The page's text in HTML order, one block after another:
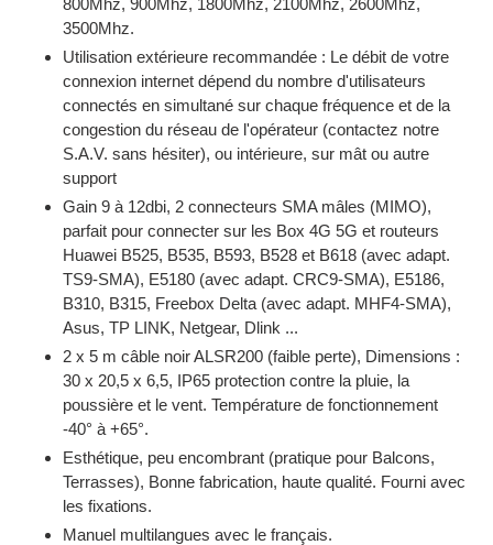
800Mhz, 900Mhz, 1800Mhz, 2100Mhz, 2600Mhz,
3500Mhz.
Utilisation extérieure recommandée : Le débit de votre
connexion internet dépend du nombre d'utilisateurs
connectés en simultané sur chaque fréquence et de la
congestion du réseau de l'opérateur (contactez notre
S.A.V. sans hésiter), ou intérieure, sur mât ou autre
support
Gain 9 à 12dbi, 2 connecteurs SMA mâles (MIMO),
parfait pour connecter sur les Box 4G 5G et routeurs
Huawei B525, B535, B593, B528 et B618 (avec adapt.
TS9-SMA), E5180 (avec adapt. CRC9-SMA), E5186,
B310, B315, Freebox Delta (avec adapt. MHF4-SMA),
Asus, TP LINK, Netgear, Dlink ...
2 x 5 m câble noir ALSR200 (faible perte), Dimensions :
30 x 20,5 x 6,5, IP65 protection contre la pluie, la
poussière et le vent. Température de fonctionnement
-40° à +65°.
Esthétique, peu encombrant (pratique pour Balcons,
Terrasses), Bonne fabrication, haute qualité. Fourni avec
les fixations.
Manuel multilangues avec le français.